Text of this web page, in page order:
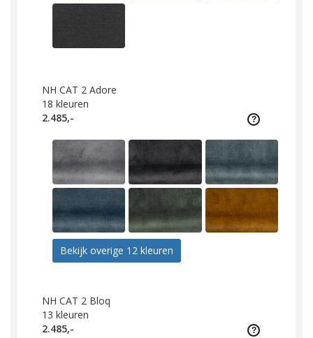
NH CAT 2 Adore
18 kleuren
2.485,-
Bekijk overige 12 kleuren
NH CAT 2 Bloq
13 kleuren
2.485,-